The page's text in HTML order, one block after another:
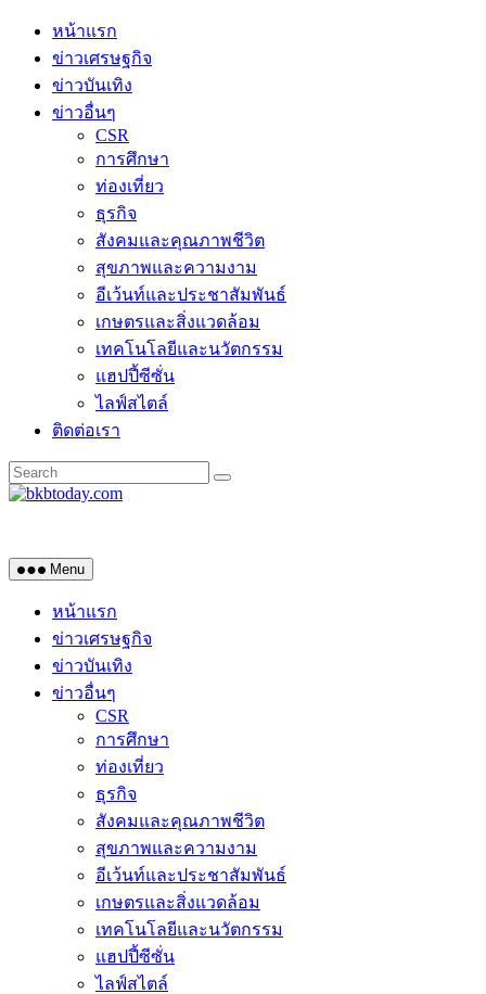
Skip
content
หน้าแรก
ข่าวเศรษฐกิจ
ข่าวบันเทิง
ข่าวอื่นๆ
CSR
การศึกษา
ท่องเที่ยว
ธุรกิจ
สังคมและคุณภาพชีวิต
สุขภาพและความงาม
อีเว้นท์และประชาสัมพันธ์
เกษตรและสิ่งแวดล้อม
เทคโนโลยีและนวัตกรรม
แฮปปี้ซีซั่น
ไลฟ์สไตล์
ติดต่อเรา
Menu
หน้าแรก
ข่าวเศรษฐกิจ
ข่าวบันเทิง
ข่าวอื่นๆ
CSR
การศึกษา
ท่องเที่ยว
ธุรกิจ
สังคมและคุณภาพชีวิต
สุขภาพและความงาม
อีเว้นท์และประชาสัมพันธ์
เกษตรและสิ่งแวดล้อม
เทคโนโลยีและนวัตกรรม
แฮปปี้ซีซั่น
ไลฟ์สไตล์